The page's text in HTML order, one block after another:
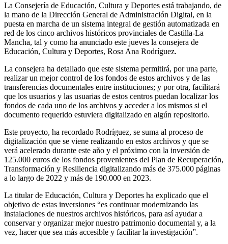
La Consejería de Educación, Cultura y Deportes está trabajando, de
la mano de la Dirección General de Administración Digital, en la
puesta en marcha de un sistema integral de gestión automatizada en
red de los cinco archivos históricos provinciales de Castilla-La
Mancha, tal y como ha anunciado este jueves la consejera de
Educación, Cultura y Deportes, Rosa Ana Rodríguez.
La consejera ha detallado que este sistema permitirá, por una parte,
realizar un mejor control de los fondos de estos archivos y de las
transferencias documentales entre instituciones; y por otra, facilitará
que los usuarios y las usuarias de estos centros puedan localizar los
fondos de cada uno de los archivos y acceder a los mismos si el
documento requerido estuviera digitalizado en algún repositorio.
Este proyecto, ha recordado Rodríguez, se suma al proceso de
digitalización que se viene realizando en estos archivos y que se
verá acelerado durante este año y el próximo con la inversión de
125.000 euros de los fondos provenientes del Plan de Recuperación,
Transformación y Resiliencia digitalizando más de 375.000 páginas
a lo largo de 2022 y más de 190.000 en 2023.
La titular de Educación, Cultura y Deportes ha explicado que el
objetivo de estas inversiones “es continuar modernizando las
instalaciones de nuestros archivos históricos, para así ayudar a
conservar y organizar mejor nuestro patrimonio documental y, a la
vez, hacer que sea más accesible y facilitar la investigación”.